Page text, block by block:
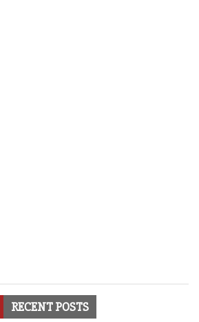
RECENT POSTS